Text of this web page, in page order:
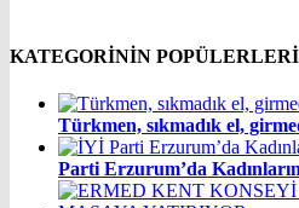
KATEGORİNİN POPÜLERLERİ
Türkmen, sıkmadık el,
Parti Erzurum’da